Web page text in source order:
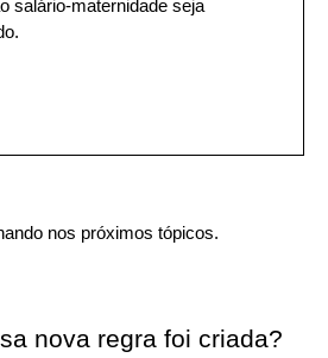
salário-maternidade seja
nos próximos tópicos.
nova regra foi criada?